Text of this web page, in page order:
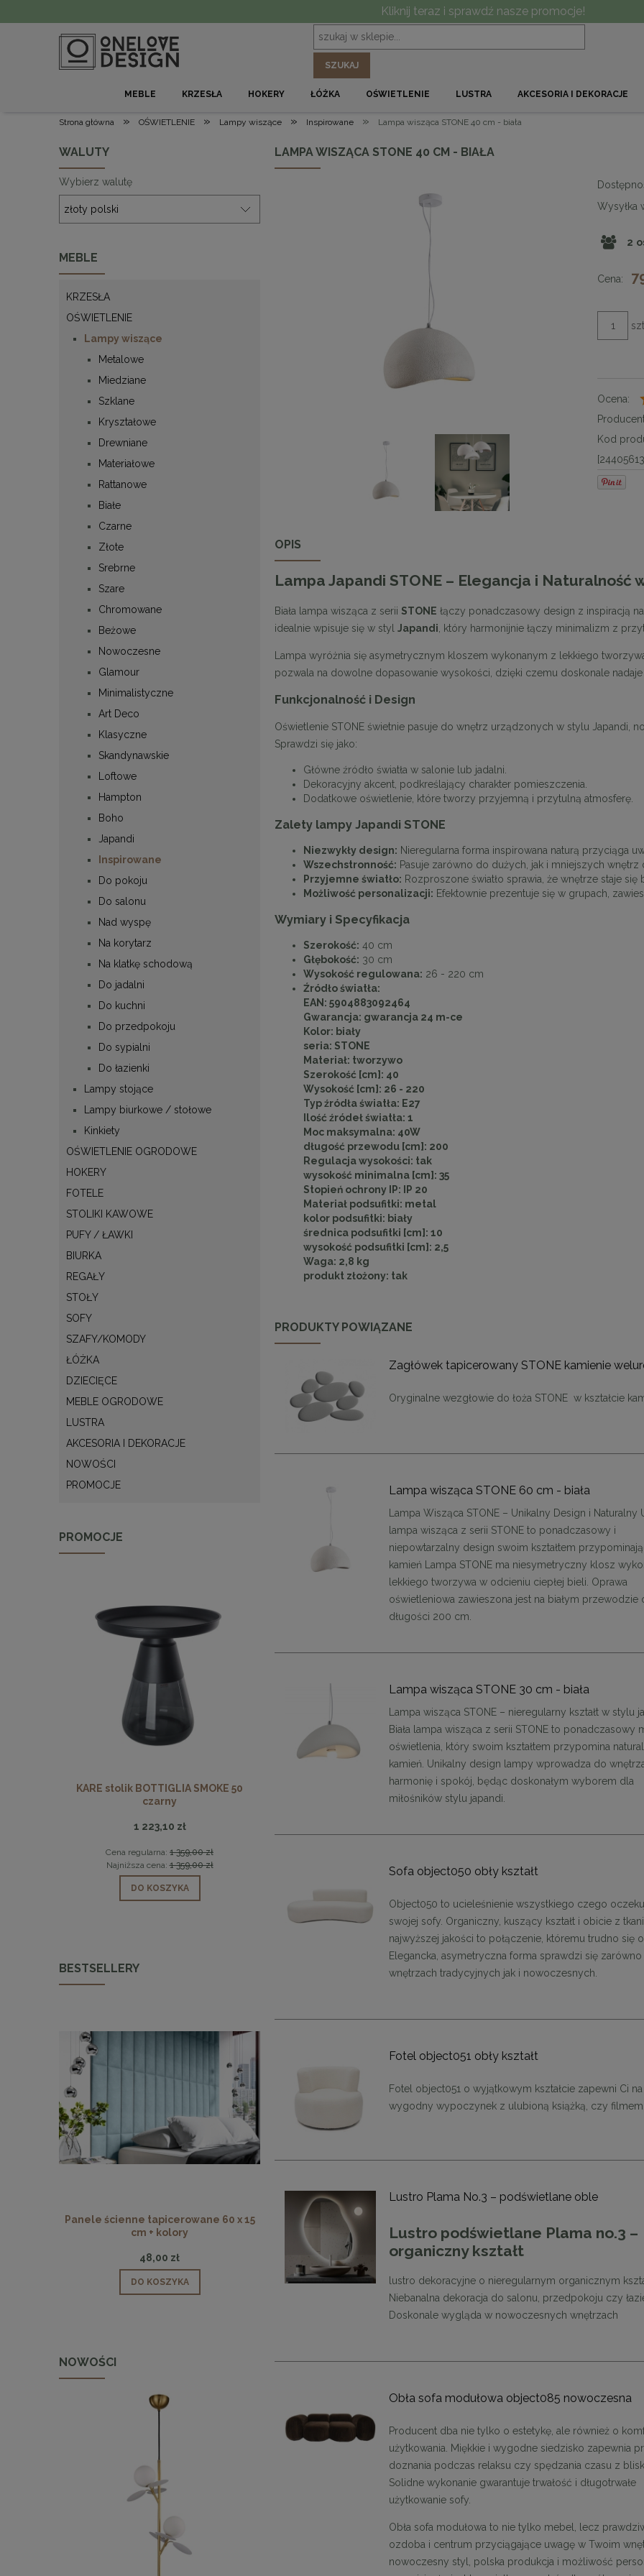
Kliknij teraz i sprawdź nasze promocje!
SZUKAJ
MEBLE KRZESŁA HOKERY ŁÓŻKA OŚWIETLENIE LUSTRA AKCESORIA I DEKORACJE
Strona główna » OŚWIETLENIE » Lampy wiszące » Inspirowane » Lampa wisząca STONE 40 cm - biała
WALUTY
Wybierz walutę
MEBLE
KRZESŁA
OŚWIETLENIE
Lampy wiszące
Metalowe
Miedziane
Szklane
Kryształowe
Drewniane
Materiałowe
Rattanowe
Białe
Czarne
Złote
Srebrne
Szare
Chromowane
Beżowe
Nowoczesne
Glamour
Minimalistyczne
Art Deco
Klasyczne
Skandynawskie
Loftowe
Hampton
Boho
Japandi
Inspirowane
Do pokoju
Do salonu
Nad wyspę
Na korytarz
Na klatkę schodową
Do jadalni
Do kuchni
Do przedpokoju
Do sypialni
Do łazienki
Lampy stojące
Lampy biurkowe / stołowe
Kinkiety
OŚWIETLENIE OGRODOWE
HOKERY
FOTELE
STOLIKI KAWOWE
PUFY / ŁAWKI
BIURKA
REGAŁY
STOŁY
SOFY
SZAFY/KOMODY
ŁÓŻKA
DZIECIĘCE
MEBLE OGRODOWE
LUSTRA
AKCESORIA I DEKORACJE
NOWOŚCI
PROMOCJE
PROMOCJE
KARE stolik BOTTIGLIA SMOKE 50
czarny
1 223,10 zł
Cena regularna: 1 359,00 zł
Najniższa cena:1 359,00 zł
DO KOSZYKA
MaMaison krzesło SHELLY czarne
899,11 zł
MaMaison krzesło SHELLY beżowe
Najniższa cena:
BESTSELLERY
Panele ścienne tapicerowane 60 x 15
cm + kolory
48,00 zł
DO KOSZYKA
Panele ścienne tapicerowane 40 x 30
cm + kolory
48,00 zł
DO KOSZYKA
cm + kolory
DO KOSZYKA
NOWOŚCI
LAMPA WISZĄCA STONE 40 CM - BIAŁA
Wysyłka
2
Cena:
Ocena:
Kod
OPIS
Lampa Japandi STONE – Elegancja i Naturalność
Biała lampa wisząca z serii STONE łączy ponadczasowy design z inspiracją
idealnie wpisuje się w styl Japandi , który harmonijnie łączy minimalizm z
Lampa wyróżnia się asymetrycznym kloszem wykonanym z lekkiego
pozwala na dowolne dopasowanie wysokości, dzięki czemu doskonale
Funkcjonalność i Design
Oświetlenie STONE świetnie pasuje do wnętrz urządzonych w stylu Japandi,
Sprawdzi się jako:
Główne źródło światła w salonie lub jadalni.
Dekoracyjny akcent, podkreślający charakter pomieszczenia.
Dodatkowe oświetlenie, które tworzy przyjemną i przytulną atmosferę.
Zalety lampy Japandi STONE
Niezwykły design: Nieregularna forma inspirowana naturą przyciąga
Wszechstronność: Pasuje zarówno do dużych, jak i mniejszych wnętrz
Przyjemne światło: Rozproszone światło sprawia, że wnętrze staje
Możliwość personalizacji: Efektownie prezentuje się w grupach,
Wymiary i Specyfikacja
Szerokość: 40 cm
Głębokość: 30 cm
Wysokość regulowana: 26 - 220 cm
Źródło światła:
EAN: 5904883092464
Gwarancja: gwarancja 24 m-ce
Kolor: biały
seria: STONE
Materiał: tworzywo
Szerokość [cm]: 40
Wysokość [cm]: 26 - 220
Typ źródła światła: E27
Ilość źródeł światła: 1
Moc maksymalna: 40W
długość przewodu [cm]: 200
Regulacja wysokości: tak
wysokość minimalna [cm]: 35
Stopień ochrony IP:
IP 20
Materiał podsufitki: metal
kolor podsufitki: biały
średnica podsufitki [cm]: 10
wysokość podsufitki [cm]: 2,5
Waga: 2,8 kg
produkt złożony: tak
PRODUKTY POWIĄZANE
Zagłówek tapicerowany STONE kamienie
Oryginalne wezgłowie do łoża STONE w kształcie
Lampa wisząca STONE 60 cm - biała
Lampa Wisząca STONE – Unikalny Design i Naturalny
lampa wisząca z serii STONE to ponadczasowy i
niepowtarzalny design swoim kształtem
kamień Lampa STONE ma niesymetryczny klosz
lekkiego tworzywa w odcieniu ciepłej bieli. Oprawa
oświetleniowa zawieszona jest na białym przewodzie
długości 200 cm.
Lampa wisząca STONE 30 cm - biała
Lampa wisząca STONE – nieregularny kształt w stylu
Biała lampa wisząca z serii STONE to ponadczasowy
oświetlenia, który swoim kształtem przypomina
kamień. Unikalny design lampy wprowadza do
harmonię i spokój, będąc doskonałym wyborem dla
miłośników stylu japandi.
Sofa object050 obły kształt
Object050 to ucieleśnienie wszystkiego czego
swojej sofy. Organiczny, kuszący kształt i obicie z
najwyższej jakości to połączenie, któremu trudno się
Elegancka, asymetryczna forma sprawdzi się
wnętrzach tradycyjnych jak i nowoczesnych.
Fotel object051 obły kształt
Fotel object051 o wyjątkowym kształcie zapewni Ci na
wygodny wypoczynek z ulubioną książką, czy filmem.
Lustro Plama No.3 – podświetlane oble
Lustro podświetlane Plama no.3 –
organiczny kształt
lustro dekoracyjne o nieregularnym organicznym
Niebanalna dekoracja do salonu, przedpokoju czy
Doskonale wygląda w nowoczesnych wnętrzach
Obła sofa modułowa object085 nowoczesna
Producent dba nie tylko o estetykę, ale również o
użytkowania. Miękkie i wygodne siedzisko zapewnia
doznania podczas relaksu czy spędzania czasu z
Solidne wykonanie gwarantuje trwałość i długotrwałe
użytkowanie sofy.
Obła sofa modułowa to nie tylko mebel, lecz
ozdoba i centrum przyciągające uwagę w Twoim
nowoczesny styl, polska produkcja i możliwość